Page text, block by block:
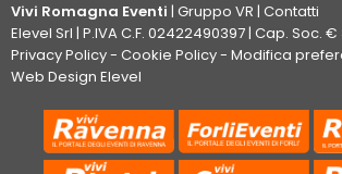
Vivi Romagna Eventi | Gruppo VR | Contatti
Elevel Srl | P.IVA C.F. 02422490397 | Cap. Soc. €
Privacy Policy- Cookie Policy- Modifica
Web Design Elevel